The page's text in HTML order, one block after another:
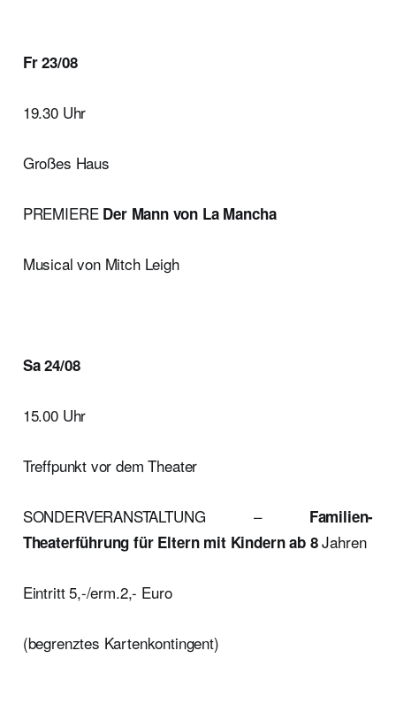
Fr 23/08
19.30 Uhr
Großes Haus
PREMIERE Der Mann von La Mancha
Musical von Mitch Leigh
Sa 24/08
15.00 Uhr
Treffpunkt vor dem Theater
SONDERVERANSTALTUNG – Familien-
Theaterführung für Eltern mit Kindern ab 8Jahren
Eintritt 5,-/erm.2,- Euro
(begrenztes Kartenkontingent)